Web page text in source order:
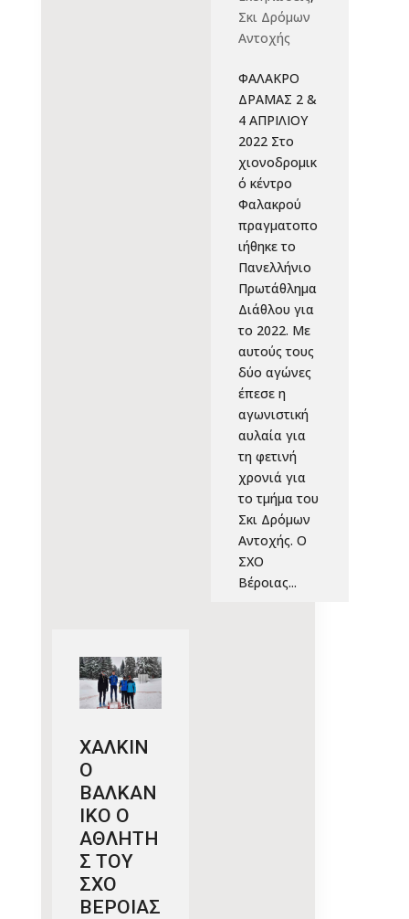
Σκι Δρόμων
Αντοχής
ΦΑΛΑΚΡΟ
ΔΡΑΜΑΣ 2 &
4 ΑΠΡΙΛΙΟΥ
2022 Στο
χιονοδρομικ
ό κέντρο
Φαλακρού
πραγματοπο
ιήθηκε το
Πανελλήνιο
Πρωτάθλημα
Διάθλου για
το 2022. Με
αυτούς τους
δύο αγώνες
έπεσε η
αγωνιστική
αυλαία για
τη φετινή
χρονιά για
το τμήμα του
Σκι Δρόμων
Αντοχής. Ο
ΣΧΟ
Βέροιας...
ΧΑΛΚΙΝ
Ο
ΒΑΛΚΑΝ
ΙΚΟ Ο
ΑΘΛΗΤΗ
Σ ΤΟΥ
ΣΧΟ
ΒΕΡΟΙΑΣ